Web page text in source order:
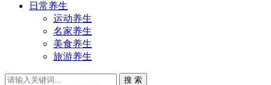
日常养生
运动养生
名家养生
美食养生
旅游养生
搜 索